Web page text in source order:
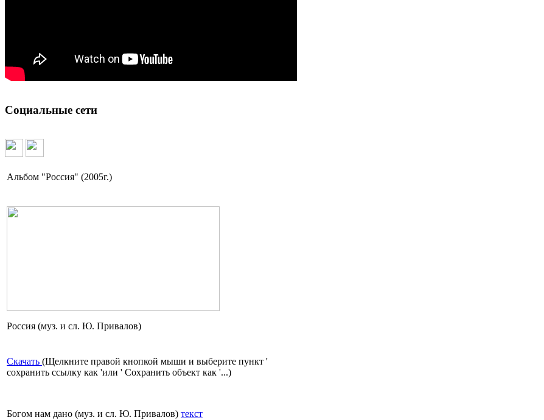
Социальные сети
Альбом "Россия" (2005г.)
Россия (муз. и сл. Ю. Привалов)
Скачать (Щелкните правой кнопкой мыши и выберите пункт '
сохранить ссылку как 'или ' Сохранить объект как '...)
Богом нам дано (муз. и сл. Ю. Привалов) текст